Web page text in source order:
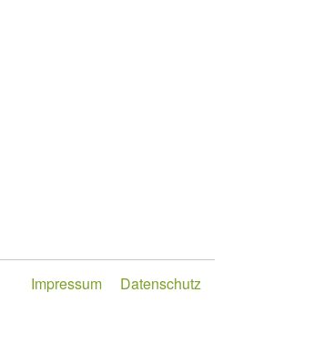
Datenschutz
Impressum